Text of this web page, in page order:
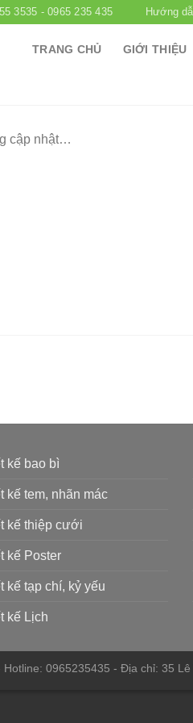
3535 - 0965 235 435 Hướng
TRANG CHỦ GIỚI THIỆU
cập nhật…
kế bao bì
kế tem, nhãn mác
kế thiệp cưới
kế Poster
kế tạp chí, kỷ yếu
kế Lịch
0965235435 - Địa chỉ: 35